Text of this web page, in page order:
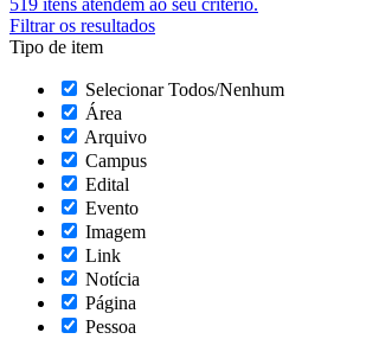
519 itens atendem ao seu critério.
Filtrar os resultados
Tipo de item
Selecionar Todos/Nenhum
Área
Arquivo
Campus
Edital
Evento
Imagem
Link
Notícia
Página
Pessoa